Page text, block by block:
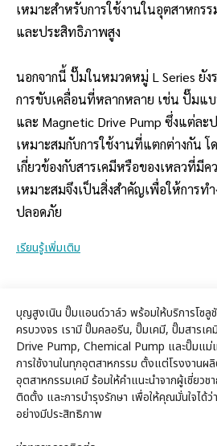
เหมาะสำหรับการใช้งานในอุตสาหกร
และประสิทธิภาพสูง
นอกจากนี้ ปั๊มในหมวดหมู่ L Series ยั
การขับเคลื่อนที่หลากหลาย เช่น ปั๊มแบ
และ Magnetic Drive Pump ซึ่งแต่ล
เหมาะสมกับการใช้งานที่แตกต่างกัน โ
เกี่ยวข้องกับสารเคมีหรือของเหลวที่มี
เหมาะสมจึงเป็นสิ่งสำคัญเพื่อให้การ
ปลอดภัย
เรียนรู้เพิ่มเติม
บุญสูงเนิน ปั๊มแอนด์วาล์ว พร้อมให้บริการโซ
ครบวงจร เรามี ปั๊มคลอรีน, ปั๊มเคมี, ปั๊มสารเ
Drive Pump, Chemical Pump และปั๊มแม่
การใช้งานในทุกอุตสาหกรรม ตั้งแต่โรงงานผ
อุตสาหกรรมเคมี ร้อมให้คำแนะนำจากผู้เชี่ยว
ติดตั้ง และการบำรุงรักษา เพื่อให้คุณมั่นใจได้
อย่างมีประสิทธิภาพ